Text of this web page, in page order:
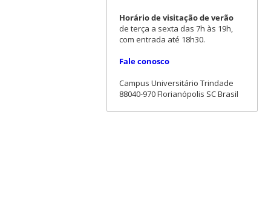
Horário de visitação de verão
de terça a sexta das 7h às 19h,
com entrada até 18h30.
Fale conosco
Campus Universitário Trindade
88040-970 Florianópolis SC Brasil